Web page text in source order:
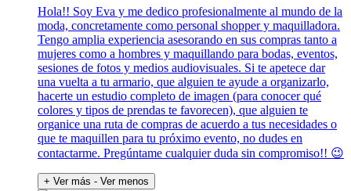
Hola!! Soy Eva y me dedico profesionalmente al mundo de la
moda, concretamente como personal shopper y maquilladora.
Tengo amplia experiencia asesorando en sus compras tanto a
mujeres como a hombres y maquillando para bodas, eventos,
sesiones de fotos y medios audiovisuales. Si te apetece dar
una vuelta a tu armario, que alguien te ayude a organizarlo,
hacerte un estudio completo de imagen (para conocer qué
colores y tipos de prendas te favorecen), que alguien te
organice una ruta de compras de acuerdo a tus necesidades o
que te maquillen para tu próximo evento, no dudes en
contactarme. Pregúntame cualquier duda sin compromiso!! 😉
+ Ver más - Ver menos